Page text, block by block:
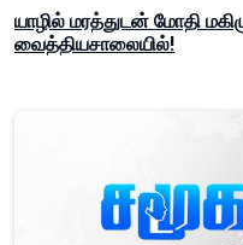
யாழில் மரத்துடன் மோதி
வைத்தியசாலையில்!